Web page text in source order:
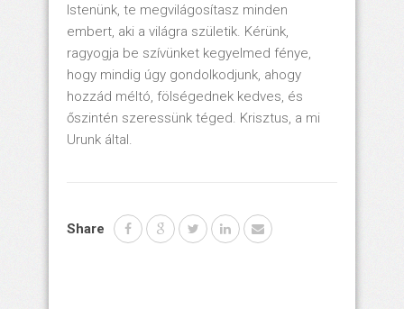
Istenünk, te megvilágosítasz minden
embert, aki a világra születik. Kérünk,
ragyogja be szívünket kegyelmed fénye,
hogy mindig úgy gondolkodjunk, ahogy
hozzád méltó, fölségednek kedves, és
őszintén szeressünk téged. Krisztus, a mi
Urunk által.
Share